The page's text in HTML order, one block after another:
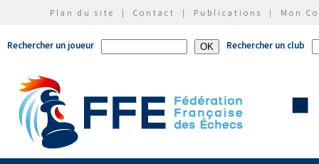
Plan du site | Contact | Publications | Mon
Rechercher un joueur Rechercher un club